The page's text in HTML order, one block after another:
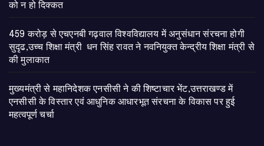
को न हो दिक्कत
459 करोड़ से एचएनबी गढ़वाल विश्वविद्यालय में अनुसंधान संरचना होगी
सुदृढ,उच्च शिक्षा मंत्री धन सिंह रावत ने नवनियुक्त केन्द्रीय शिक्षा मंत्री से
की मुलाकात
मुख्यमंत्री से महानिदेशक एनसीसी ने की शिष्टाचार भेंट,उत्तराखण्ड में
एनसीसी के विस्तार एवं आधुनिक आधारभूत संरचना के विकास पर हुई
महत्वपूर्ण चर्चा